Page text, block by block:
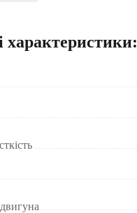
характеристики: